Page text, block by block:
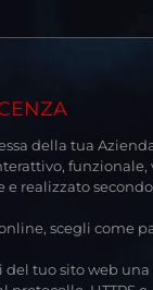
della tua
funzionale,
e realizzato
scegli come
del tuo sito web una